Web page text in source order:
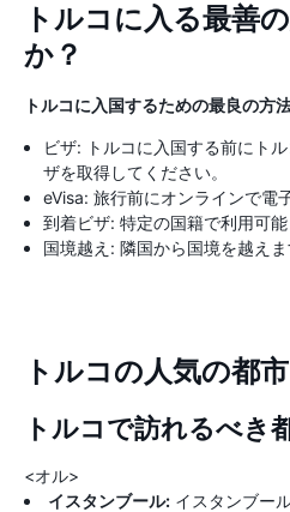
トルコに入る最善
か？
トルコに入国するための最良の方
ビザ: トルコに入国する前にト
ザを取得してください。
eVisa: 旅行前にオンラインで電
到着ビザ: 特定の国籍で利用可能
国境越え: 隣国から国境を越えま
トルコの人気の都
トルコで訪れるべき
<オル>
イスタンブール: イスタンブー